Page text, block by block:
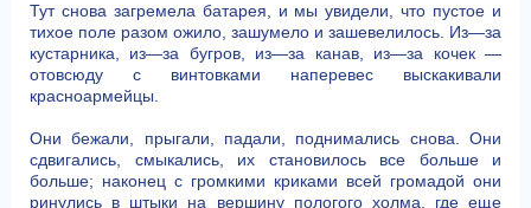
Тут снова загремела батарея, и мы увидели, что пустое и
тихое поле разом ожило, зашумело и зашевелилось. Из—за
кустарника, из—за бугров, из—за канав, из—за кочек —
отовсюду с винтовками наперевес выскакивали
красноармейцы.
Они бежали, прыгали, падали, поднимались снова. Они
сдвигались, смыкались, их становилось все больше и
больше; наконец с громкими криками всей громадой они
ринулись в штыки на вершину пологого холма, где еще